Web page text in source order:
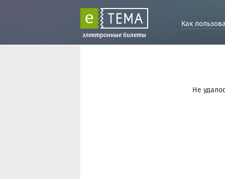
электронные билеты
Как
Не